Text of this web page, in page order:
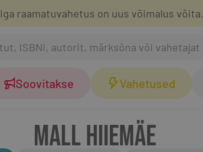
Iga raamatuvahetus on uus võimalus võita.
Soovitakse Vahetused
MALL HIIEMÄE